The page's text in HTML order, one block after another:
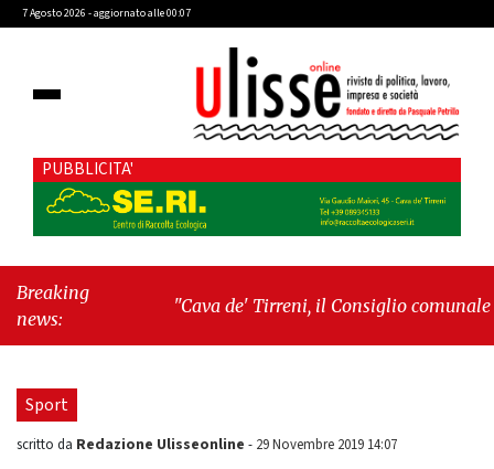
7 Agosto 2026 - aggiornato alle 00:07
PUBBLICITA'
Breaking
news:
"Cava de' Tirreni, il Consiglio comunale
Sport
scritto da Redazione Ulisseonline - 29 Novembre 2019 14:07